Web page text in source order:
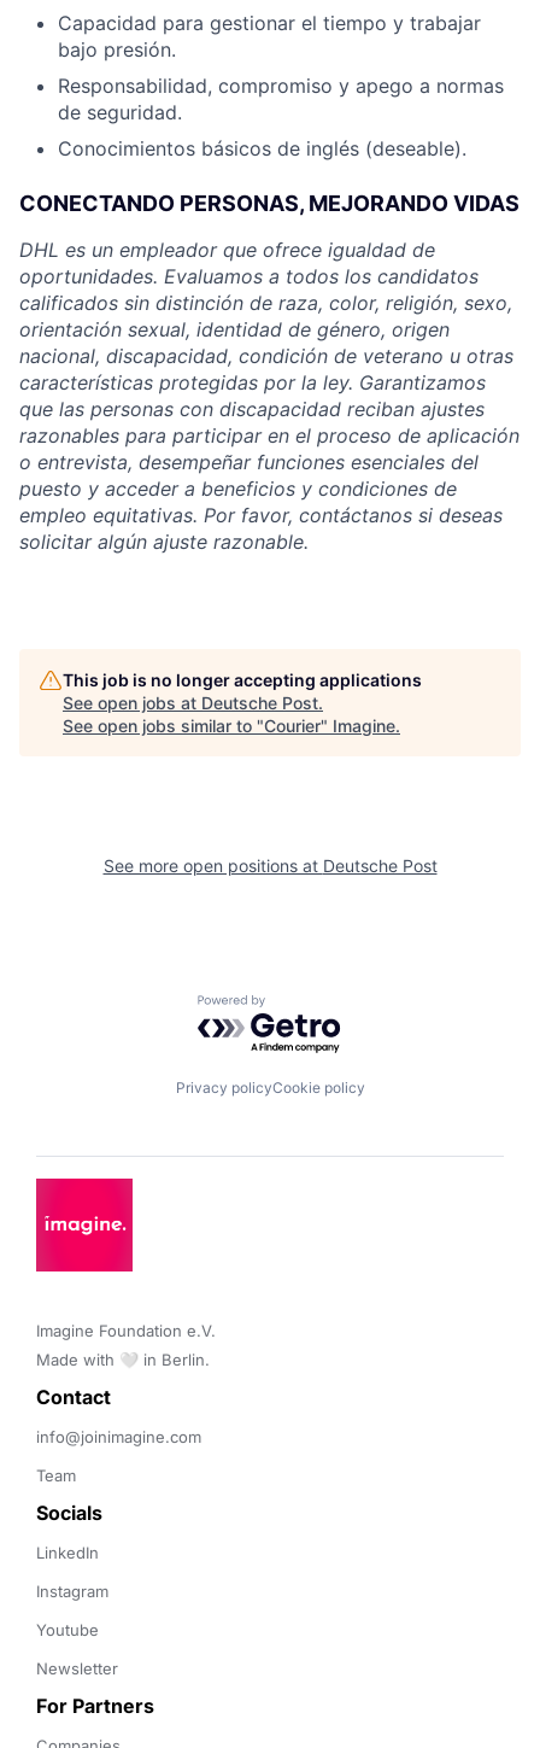
Capacidad para gestionar el tiempo y trabajar
bajo presión.
Responsabilidad, compromiso y apego a normas
de seguridad.
Conocimientos básicos de inglés (deseable).
CONECTANDO PERSONAS, MEJORANDO VIDAS
DHL es un empleador que ofrece igualdad de
oportunidades. Evaluamos a todos los candidatos
calificados sin distinción de raza, color, religión, sexo,
orientación sexual, identidad de género, origen
nacional, discapacidad, condición de veterano u otras
características protegidas por la ley. Garantizamos
que las personas con discapacidad reciban ajustes
razonables para participar en el proceso de aplicación
o entrevista, desempeñar funciones esenciales del
puesto y acceder a beneficios y condiciones de
empleo equitativas. Por favor, contáctanos si deseas
solicitar algún ajuste razonable.
This job is no longer accepting applications
See open jobs at Deutsche Post.
See open jobs similar to "Courier" Imagine.
See more open positions at Deutsche Post
Powered by Getro.com
Privacy policyCookie policy
Imagine Foundation e.V.
Made with 🤍 in Berlin.
Contact
info@joinimagine.com
Team
Socials
LinkedIn
Instagram
Youtube
Newsletter
For Partners